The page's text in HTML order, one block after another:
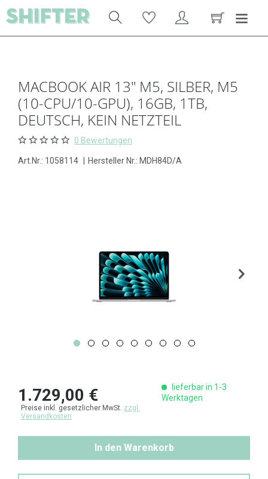
MACBOOK AIR 13" M5, SILBER, M5
(10-CPU/10-GPU), 16GB, 1TB,
DEUTSCH, KEIN NETZTEIL
0 Bewertungen
Art.Nr.: 1058114 Hersteller Nr.: MDH84D/A
1.729,00 €
Preise inkl. gesetzlicher MwSt. zzgl.
Versandkosten
lieferbar in 1-3
Werktagen
In den Warenkorb